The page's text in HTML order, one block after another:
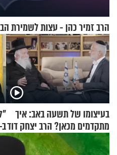
הרב זמיר כהן - עצות לשמירת
בעיצומו של תשעה באב: איך
מתקדמים מכאן? הרב יצחק דוד
גרוסמן בשיחה מיוחדת